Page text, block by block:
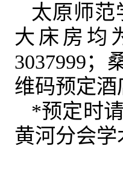
太原师范
大床房均
3037999；
维码预定酒
*预定时
黄河分会学